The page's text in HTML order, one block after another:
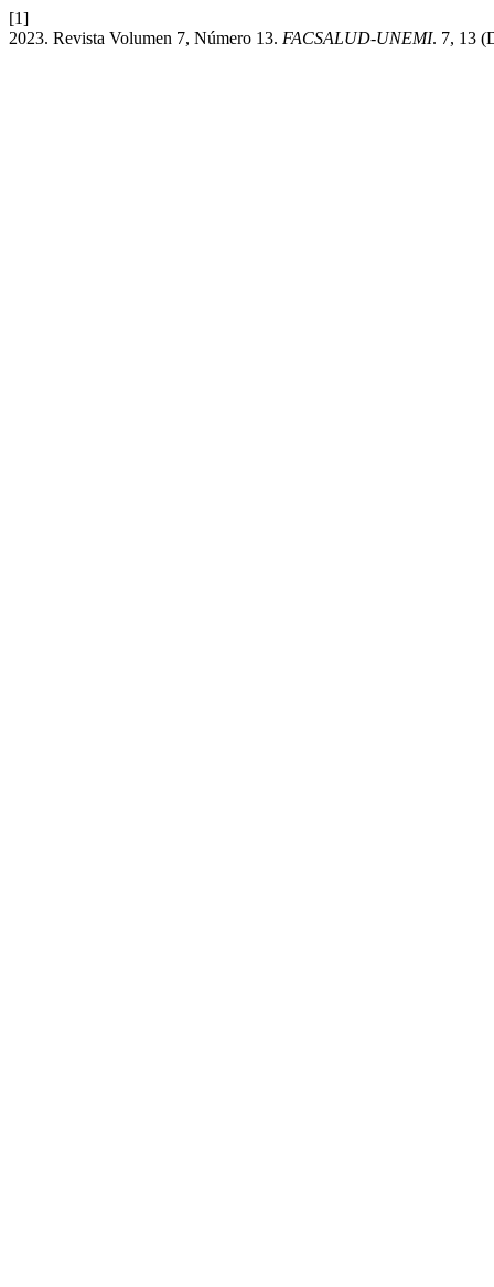
[1]
2023. Revista Volumen 7, Número 13. FACSALUD-UNEMI. 7, 13